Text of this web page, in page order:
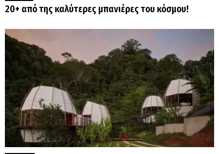
20+ από της καλύτερες μπανιέρες του κόσμου!